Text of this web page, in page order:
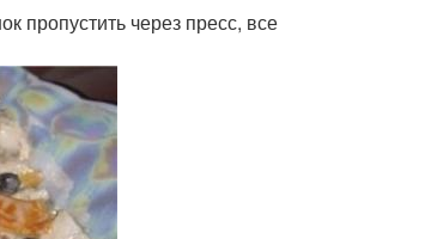
пропустить через пресс, все